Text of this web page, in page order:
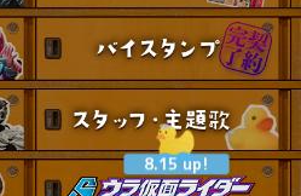
8.15 up!